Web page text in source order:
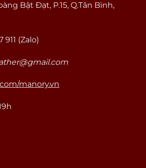
Bật Đạt, P.15, Q.Tân Bình,
(Zalo)
manory.vn